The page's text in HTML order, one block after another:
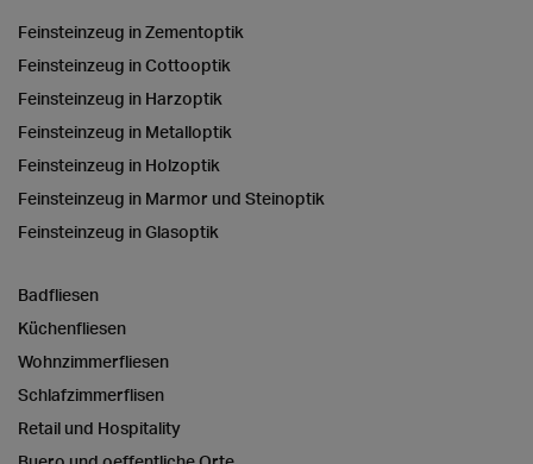
Feinsteinzeug in Zementoptik
Feinsteinzeug in Cottooptik
Feinsteinzeug in Harzoptik
Feinsteinzeug in Metalloptik
Feinsteinzeug in Holzoptik
Feinsteinzeug in Marmor und Steinoptik
Feinsteinzeug in Glasoptik
Badfliesen
Küchenfliesen
Wohnzimmerfliesen
Schlafzimmerflisen
Retail und Hospitality